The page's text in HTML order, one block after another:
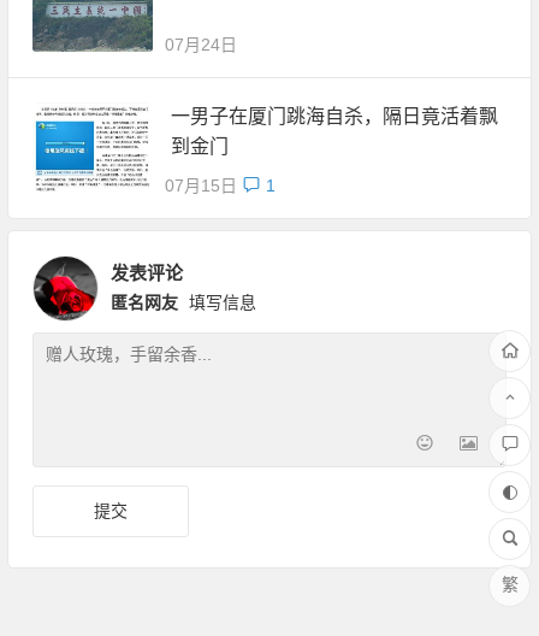
07月24日
一男子在厦门跳海自杀，隔日竟活着飘
到金门
07月15日 1
发表评论
匿名网友 填写信息
繁